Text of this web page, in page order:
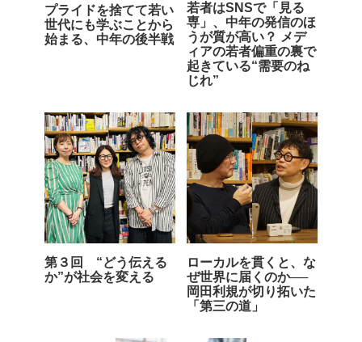
プライドを捨てて若い
世代にも学ぶことから
始まる、中年の後半戦
若者はSNSで「見る
専」、中年の発信のほ
うが質が高い？ メデ
ィアの若者偏重の裏で
起きている“需要のね
じれ”
第３回 “どう伝える
か”が社会を変える
ローカルを貫くと、な
ぜ世界に届くのか──
岡田利規が切り拓いた
「第三の道」